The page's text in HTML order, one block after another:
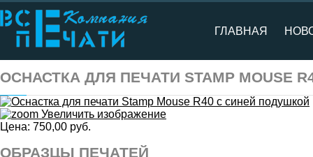
ГЛАВНАЯ
ОСНАСТКА ДЛЯ ПЕЧАТИ STAMP MOUSE
Увеличить изображение
Цена: 750,00 руб.
ОБРАЗЦЫ ПЕЧАТЕЙ